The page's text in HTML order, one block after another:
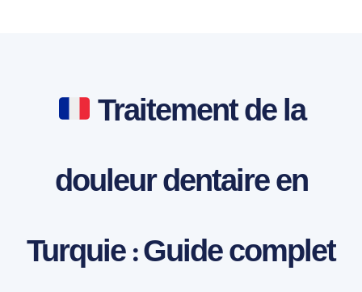
Traitement de la
douleur dentaire en
Turquie : Guide complet